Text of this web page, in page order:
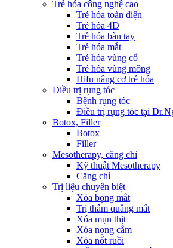
Trẻ hóa công nghệ cao
Trẻ hóa toàn diện
Trẻ hóa 4D
Trẻ hóa bàn tay
Trẻ hóa mắt
Trẻ hóa vùng cổ
Trẻ hóa vùng mông
Hifu nâng cơ trẻ hóa
Điều trị rụng tóc
Bệnh rụng tóc
Điều trị rụng tóc tại
Botox, Filler
Botox
Filler
Mesotherapy, căng chỉ
Kỹ thuật Mesotherapy
Căng chỉ
Trị liệu chuyên biệt
Xóa bọng mắt
Trị thâm quầng mắt
Xóa mụn thịt
Xóa nọng cằm
Xóa nốt ruồi